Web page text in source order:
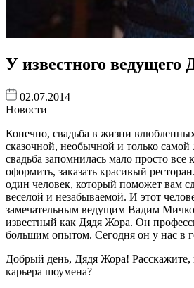
У известного
02.07.2014
Новости
Конечно, свадьба в жизни
сказочной, необычной и только
свадьба запомнилась мало просто все
оформить, заказать красивый
один человек, который поможет вам
веселой и незабываемой. И этот
замечательным ведущим Вадим
известный как Дядя Жора. Он
большим опытом. Сегодня он у нас в
Добрый день, Дядя Жора! Расскажите,
карьера шоумена?